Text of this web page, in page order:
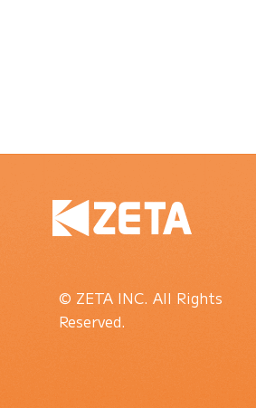
© ZETA INC. All Rights
Reserved.